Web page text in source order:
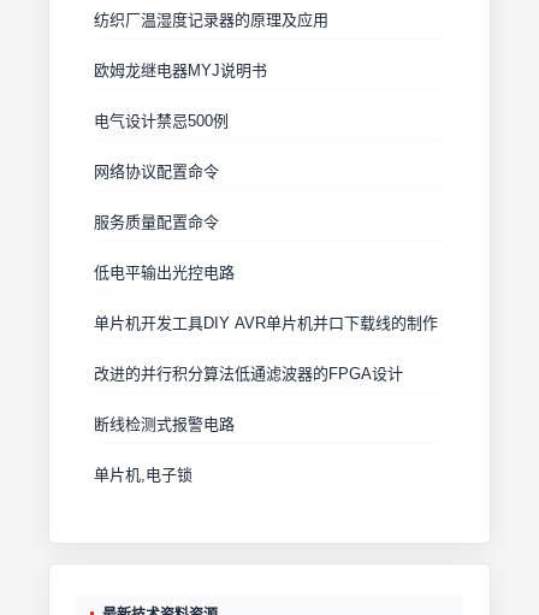
纺织厂温湿度记录器的原理及应用
欧姆龙继电器MYJ说明书
电气设计禁忌500例
网络协议配置命令
服务质量配置命令
低电平输出光控电路
单片机开发工具DIY AVR单片机并口下载线的制作
改进的并行积分算法低通滤波器的FPGA设计
断线检测式报警电路
单片机,电子锁